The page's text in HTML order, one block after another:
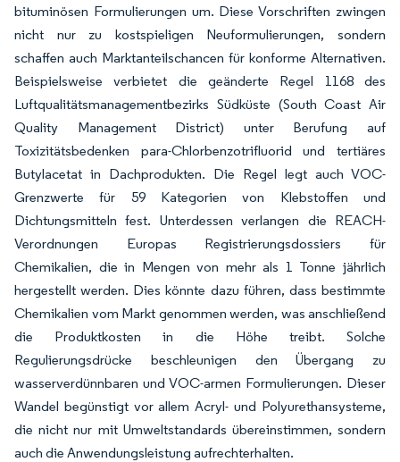
bituminösen Formulierungen um. Diese Vorschriften zwingen
nicht nur zu kostspieligen Neuformulierungen, sondern
schaffen auch Marktanteilschancen für konforme Alternativen.
Beispielsweise verbietet die geänderte Regel 1168 des
Luftqualitätsmanagementbezirks Südküste (South Coast Air
Quality Management District) unter Berufung auf
Toxizitätsbedenken para-Chlorbenzotrifluorid und tertiäres
Butylacetat in Dachprodukten. Die Regel legt auch VOC-
Grenzwerte für 59 Kategorien von Klebstoffen und
Dichtungsmitteln fest. Unterdessen verlangen die REACH-
Verordnungen Europas Registrierungsdossiers für
Chemikalien, die in Mengen von mehr als 1 Tonne jährlich
hergestellt werden. Dies könnte dazu führen, dass bestimmte
Chemikalien vom Markt genommen werden, was anschließend
die Produktkosten in die Höhe treibt. Solche
Regulierungsdrücke beschleunigen den Übergang zu
wasserverdünnbaren und VOC-armen Formulierungen. Dieser
Wandel begünstigt vor allem Acryl- und Polyurethansysteme,
die nicht nur mit Umweltstandards übereinstimmen, sondern
auch die Anwendungsleistung aufrechterhalten.